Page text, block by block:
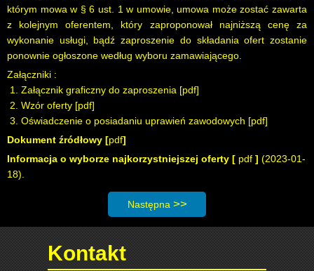
którym mowa w § 6 ust. 1 w umowie, umowa może zostać zawarta
z kolejnym oferentem, który zaproponował najniższą cenę za
wykonanie usługi, bądź zaproszenie do składania ofert zostanie
ponownie ogłoszone według wyboru zamawiającego.
Załączniki :
1. Załącznik graficzny do zaproszenia [pdf]
2. Wzór oferty [pdf]
3. Oświadczenie o posiadaniu uprawień zawodowych [pdf]
Dokument źródłowy [pdf]
Informacja o wyborze najkorzystniejszej oferty [ pdf ] (2023-01-
18).
Następna strona: Postępowanie:
Następna
Kontakt